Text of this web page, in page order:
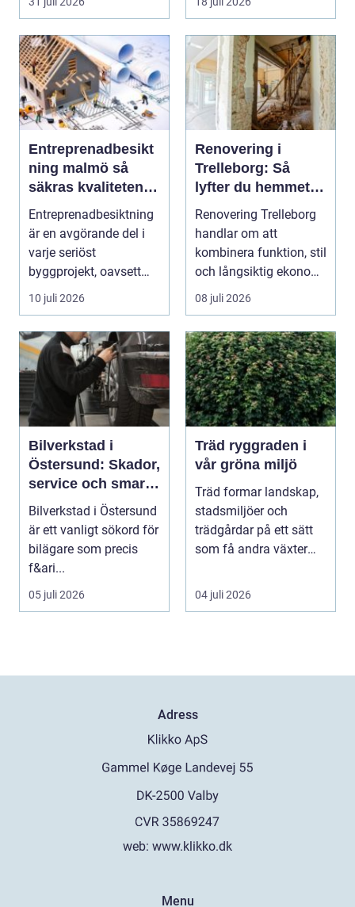
Entreprenadbesikt
ning malmö så
säkras kvaliteten i
byggprojekt
Entreprenadbesiktning
är en avgörande del i
varje seriöst
byggprojekt, oavsett
om det handlar om en
10 juli 2026
Renovering i
Trelleborg: Så
lyfter du hemmet
på ett smart sätt
Renovering Trelleborg
handlar om att
kombinera funktion, stil
och långsiktig ekonomi
i samma p...
08 juli 2026
Bilverkstad i
Östersund: Skador,
service och smarta
val för din bil
Bilverkstad i Östersund
är ett vanligt sökord för
bilägare som precis
f&ari...
05 juli 2026
Träd ryggraden i
vår gröna miljö
Träd formar landskap,
stadsmiljöer och
trädgårdar på ett sätt
som få andra växter
04 juli 2026
Adress
web: www.klikko.dk
Menu